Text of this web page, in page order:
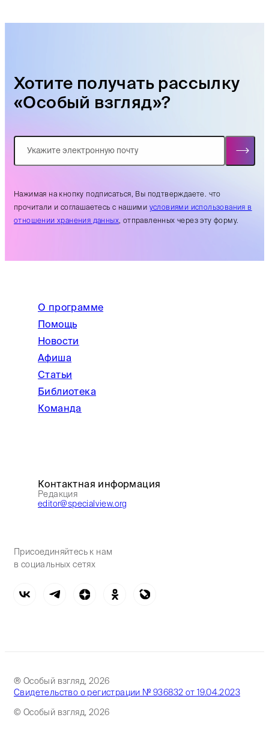
Хотите получать рассылку
«Особый взгляд»?
Нажимая на кнопку подписаться, Вы подтверждаете. что
прочитали и соглашаетесь с нашими условиями использования в
отношении хранения данных, отправленных через эту форму.
О программе
Помощь
Новости
Афиша
Статьи
Библиотека
Команда
Контактная информация
Редакция
editor@specialview.org
Присоединяйтесь к нам
в социальных сетях
® Особый взгляд, 2026
Свидетельство о регистрации № 936832 от 19.04.2023
© Особый взгляд, 2026